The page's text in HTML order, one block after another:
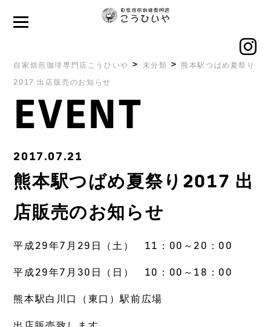
自家焙煎珈琲専門店こうひいや > 未分類 > 熊本駅つばめ夏祭り
2017 出店販売のお知らせ
EVENT
2017.07.21
熊本駅つばめ夏祭り2017 出
店販売のお知らせ
平成29年7月29日（土） 11：00～20：00
平成29年7月30日（日） 10：00～18：00
熊本駅白川口（東口）駅前広場